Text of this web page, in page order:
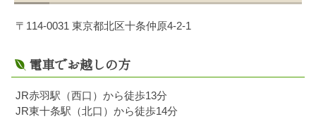
〒114-0031 東京都北区十条仲原4-2-1
電車でお越しの方
JR赤羽駅（西口）から徒歩13分
JR東十条駅（北口）から徒歩14分